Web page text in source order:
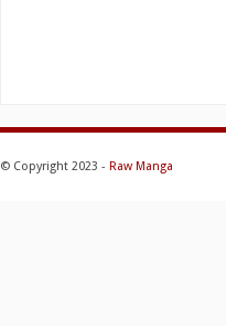
© Copyright 2023 - Raw Manga